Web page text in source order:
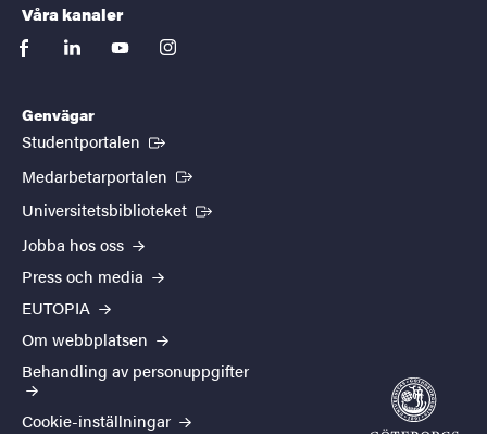
Våra kanaler
facebooklinkedinyoutubeinstagram
Genvägar
Studentportalen (Extern länk)
Medarbetarportalen (Extern länk)
Universitetsbiblioteket (Extern länk)
Jobba hos oss
Press och media
EUTOPIA
Om webbplatsen
Behandling av personuppgifter
Cookie-inställningar